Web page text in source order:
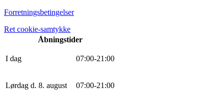
Forretningsbetingelser
Ret cookie-samtykke
Åbningstider
I dag 07:00-21 :00
Lørdag d. 8. august 07:00-21 :00